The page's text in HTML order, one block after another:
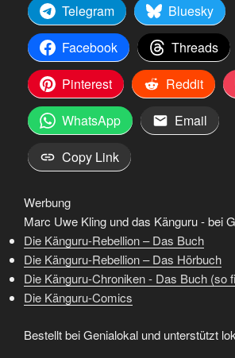
Telegram
Bluesky
Facebook
Threads
Pinterest
Reddit
WhatsApp
Email
Copy Link
Werbung
Marc Uwe Kling und das Känguru - bei
Die Känguru-Rebellion – Das Buch
Die Känguru-Rebellion – Das Hörbuch
Die Känguru-Chroniken - Das Buch (so
Die Känguru-Comics
Bestellt bei Genialokal und unterstützt